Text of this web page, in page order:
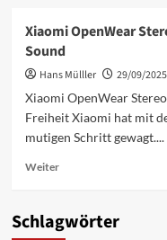
Smart
Audio
Glasses:
offenes
Hörerlebnis
2026
Xiaomi OpenWear
Sound
Hans Mülller 29/09/2025
Xiaomi OpenWear
Freiheit Xiaomi hat mit
mutigen Schritt gewagt....
WeiterMehr
Xiaomi
OpenWear
Schlagwörter